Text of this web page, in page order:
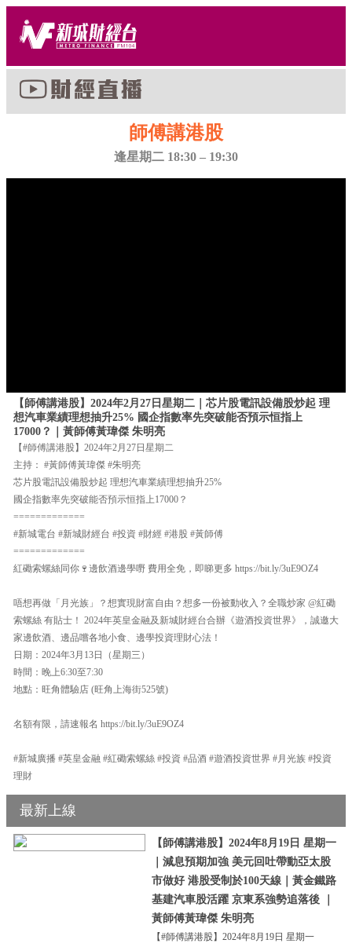
師傅講港股
逢星期二 18:30 – 19:30
【師傅講港股】2024年2月27日星期二｜芯片股電訊設備股炒起 理
想汽車業績理想抽升25% 國企指數率先突破能否預示恒指上
17000？｜黃師傅黃瑋傑 朱明亮
【#師傅講港股】2024年2月27日星期二
主持： #黃師傅黃瑋傑 #朱明亮
芯片股電訊設備股炒起 理想汽車業績理想抽升25%
國企指數率先突破能否預示恒指上17000？
=============
#新城電台 #新城財經台 #投資 #財經 #港股 #黃師傅
=============
紅磡索螺絲同你🍷邊飲酒邊學嘢 費用全免，即睇更多 https://bit.ly/3uE9OZ4
唔想再做「月光族」？想實現財富自由？想多一份被動收入？全職炒家 @紅磡
索螺絲 有貼士！ 2024年英皇金融及新城財經台合辦《遊酒投資世界》，誠邀大
家邊飲酒、邊品嚐各地小食、邊學投資理財心法！
日期：2024年3月13日（星期三）
時間：晚上6:30至7:30
地點：旺角體驗店 (旺角上海街525號)
名額有限，請速報名 https://bit.ly/3uE9OZ4
#新城廣播 #英皇金融 #紅磡索螺絲 #投資 #品酒 #遊酒投資世界 #月光族 #投資
理財
最新上線
【師傅講港股】2024年8月19日 星期一
｜減息預期加強 美元回吐帶動亞太股
市做好 港股受制於100天線｜黃金鐵路
基建汽車股活躍 京東系強勢追落後 ｜
黃師傅黃瑋傑 朱明亮
【#師傅講港股】2024年8月19日 星期一